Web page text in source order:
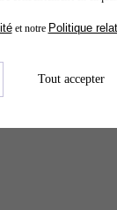
et notre Politique
Tout accepter